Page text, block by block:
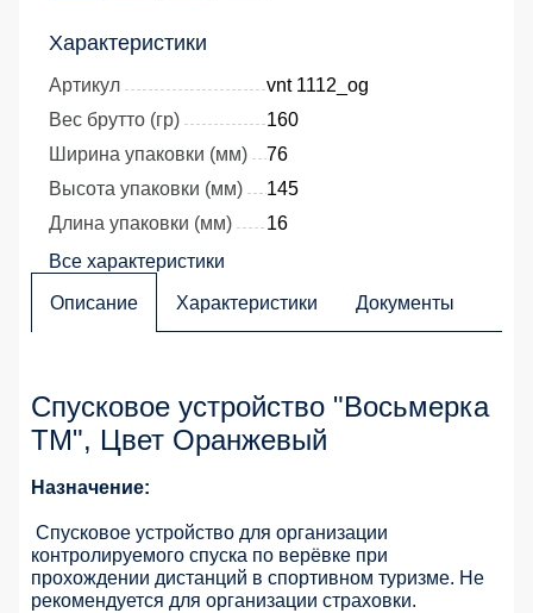
Характеристики
Артикул
vnt 1112_og
Вес брутто (гр)
160
Ширина упаковки (мм)
76
Высота упаковки (мм)
145
Длина упаковки (мм)
16
Все характеристики
Описание Характеристики Документы
Спусковое устройство "Восьмерка
ТМ", Цвет Оранжевый
Назначение:
Спусковое устройство для организации
контролируемого спуска по верёвке при
прохождении дистанций в спортивном туризме. Не
рекомендуется для организации страховки.